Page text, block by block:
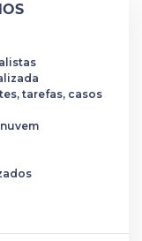
tarefas, casos